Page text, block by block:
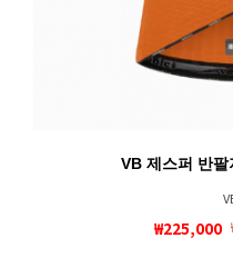
VB 제스퍼 반팔
₩225,000